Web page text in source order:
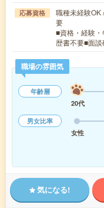
応募資格
職種未経験OK
要
■資格・経験
歴書不要■面
職場の雰囲気
年齢層
20代
男女比率
女性
気になる!